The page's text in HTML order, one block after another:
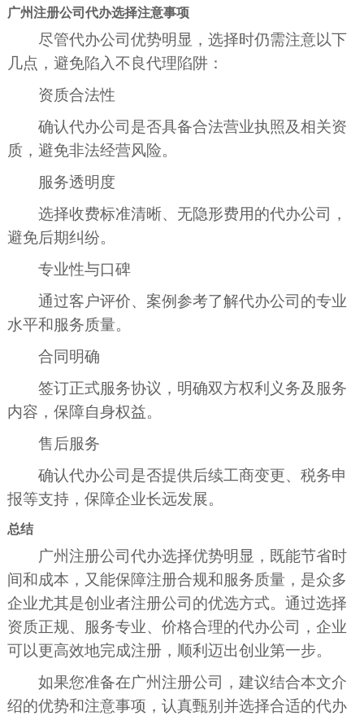
广州注册公司代办选择注意事项
尽管代办公司优势明显，选择时仍需注意以下
几点，避免陷入不良代理陷阱：
资质合法性
确认代办公司是否具备合法营业执照及相关资
质，避免非法经营风险。
服务透明度
选择收费标准清晰、无隐形费用的代办公司，
避免后期纠纷。
专业性与口碑
通过客户评价、案例参考了解代办公司的专业
水平和服务质量。
合同明确
签订正式服务协议，明确双方权利义务及服务
内容，保障自身权益。
售后服务
确认代办公司是否提供后续工商变更、税务申
报等支持，保障企业长远发展。
总结
广州注册公司代办选择优势明显，既能节省时
间和成本，又能保障注册合规和服务质量，是众多
企业尤其是创业者注册公司的优选方式。通过选择
资质正规、服务专业、价格合理的代办公司，企业
可以更高效地完成注册，顺利迈出创业第一步。
如果您准备在广州注册公司，建议结合本文介
绍的优势和注意事项，认真甄别并选择合适的代办